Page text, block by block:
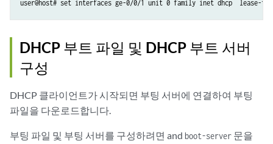
DHCP 부트 파일 및 DHCP 부트 서버
구성
DHCP 클라이언트가 시작되면 부팅 서버에 연결하여 부팅
파일을 다운로드합니다.
부팅 파일 및 부팅 서버를 구성하려면 and boot-server 문을